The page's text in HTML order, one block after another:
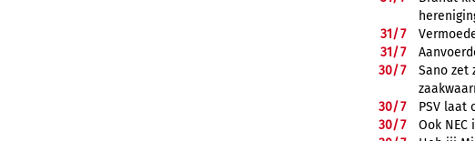
31/7
31/7
30/7
Sano zet
30/7
PSV laat
30/7
Ook